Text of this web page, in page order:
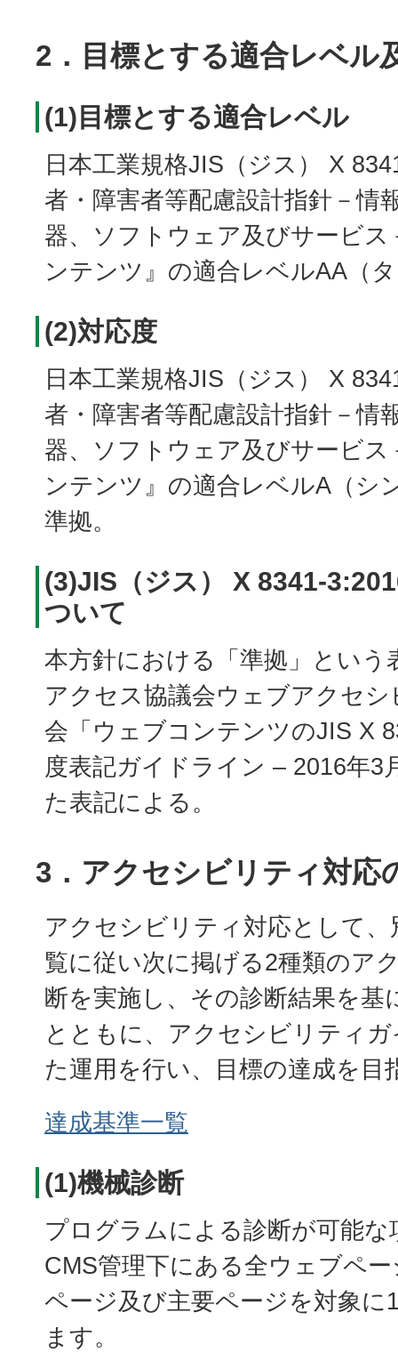
2．目標とする適合レベル
(1)目標とする適合レベル
日本工業規格JIS（ジス） X
者・障害者等配慮設計指針－情
器、ソフトウェア及びサービ
ンテンツ』の適合レベルAA（
(2)対応度
日本工業規格JIS（ジス） X
者・障害者等配慮設計指針－情
器、ソフトウェア及びサービ
ンテンツ』の適合レベルA（シ
準拠。
(3)JIS（ジス） X 8341-
ついて
本方針における「準拠」という
アクセス協議会ウェブアクセ
会「ウェブコンテンツのJIS X
度表記ガイドライン – 2016年3
た表記による。
3．アクセシビリティ対応
アクセシビリティ対応として、
覧に従い次に掲げる2種類のア
断を実施し、その診断結果を基
とともに、アクセシビリティ
た運用を行い、目標の達成を目
達成基準一覧
(1)機械診断
プログラムによる診断が可能
CMS管理下にある全ウェブペ
ページ及び主要ページを対象に
ます。